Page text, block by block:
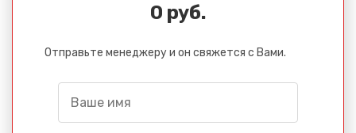
0 руб.
Отправьте менеджеру и он свяжется с Вами.